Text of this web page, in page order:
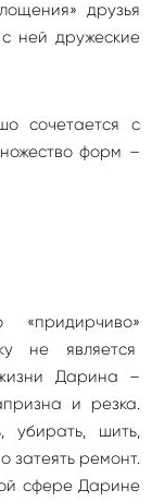
друзья
ней дружеские
сочетается с
форм –
не является
Дарина –
и резка.
убирать, шить,
затеять ремонт.
сфере Дарине